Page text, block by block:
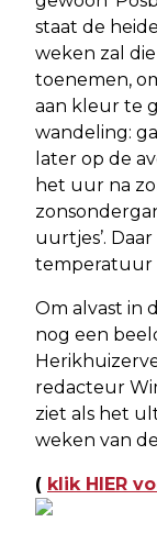
staat de
weken zal
toenemen,
aan kleur te
wandeling:
later op de
het uur na
uurtjes’.
temperatuur
Om alvast in
nog een
redacteur
ziet als het
weken van
( klik HIER